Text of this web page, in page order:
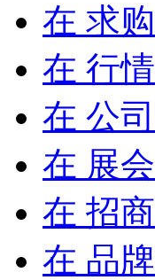
在 求购
在 行情
在 公司
在 展会
在 招商
在 品牌